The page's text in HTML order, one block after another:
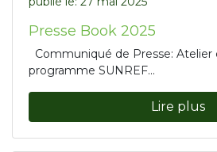
Presse Book 2025
Communiqué de Presse: Atelier
programme SUNREF...
Lire plus